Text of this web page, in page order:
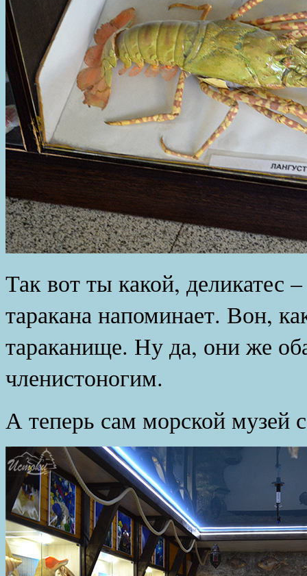
Так вот ты какой, деликатес
таракана напоминает. Вон,
тараканище. Ну да, они же
членистоногим.
А теперь сам морской музей